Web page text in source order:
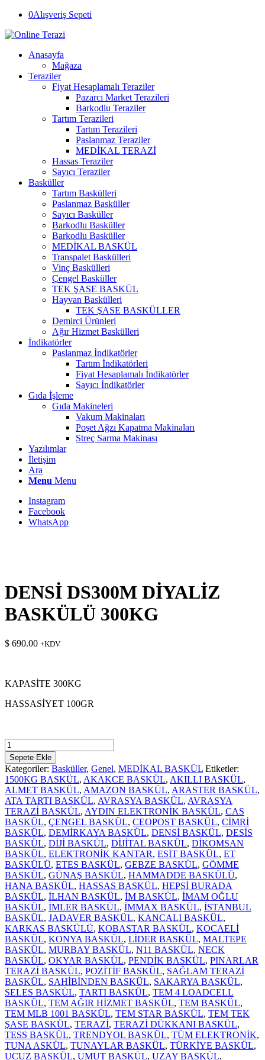
0Alışveriş Sepeti
Anasayfa
Mağaza
Teraziler
Fiyat Hesaplamalı Teraziler
Pazarcı Market Terazileri
Barkodlu Teraziler
Tartım Terazileri
Tartım Terazileri
Paslanmaz Teraziler
MEDİKAL TERAZİ
Hassas Teraziler
Sayıcı Teraziler
Basküller
Tartım Baskülleri
Paslanmaz Basküller
Sayıcı Basküller
Barkodlu Basküller
Barkodlu Basküller
MEDİKAL BASKÜL
Transpalet Baskülleri
Vinç Baskülleri
Çengel Basküller
TEK ŞASE BASKÜL
Hayvan Baskülleri
TEK ŞASE BASKÜLLER
Demirci Ürünleri
Ağır Hizmet Baskülleri
İndikatörler
Paslanmaz İndikatörler
Tartım İndikatörleri
Fiyat Hesaplamalı İndikatörler
Sayıcı İndikatörler
Gıda İşleme
Gıda Makineleri
Vakum Makinaları
Poşet Ağzı Kapatma Makinaları
Streç Sarma Makinası
Yazılımlar
İletişim
Ara
Menu Menu
Instagram
Facebook
WhatsApp
DENSİ DS300M DİYALİZ
BASKÜLÜ 300KG
$ 690.00 +KDV
KAPASİTE 300KG
HASSASİYET 100GR
DENSİ
DS300M
DİYALİZ
BASKÜLÜ
300KG
adet
Sepete Ekle
Kategoriler: Basküller, Genel, MEDİKAL BASKÜL Etiketler:
1500KG BASKÜL, AKAKCE BASKÜL, AKILLI BASKÜL,
ALMET BASKÜL, AMAZON BASKÜL, ARASTER BASKÜL,
ATA TARTI BASKÜL, AVRASYA BASKÜL, AVRASYA
TERAZİ BASKÜL, AYDIN ELEKTRONİK BASKÜL, CAS
BASKÜL, ÇENGEL BASKÜL, CEOPOST BASKÜL, CİMRİ
BASKÜL, DEMİRKAYA BASKÜL, DENSİ BASKÜL, DESİS
BASKÜL, DİJİ BASKÜL, DİJİTAL BASKÜL, DİKOMSAN
BASKÜL, ELEKTRONİK KANTAR, ESİT BASKÜL, ET
BASKÜLÜ, ETES BASKÜL, GEBZE BASKÜL, GÖMME
BASKÜL, GÜNAŞ BASKÜL, HAMMADDE BASKÜLÜ,
HANA BASKÜL, HASSAS BASKÜL, HEPSİ BURADA
BASKÜL, İLHAN BASKÜL, İM BASKÜL, İMAM OĞLU
BASKÜL, İMLER BASKÜL, İMMAX BASKÜL, İSTANBUL
BASKÜL, JADAVER BASKÜL, KANCALI BASKÜL,
KARKAS BASKÜLÜ, KOBASTAR BASKÜL, KOCAELİ
BASKÜL, KONYA BASKÜL, LİDER BASKÜL, MALTEPE
BASKÜL, MURBAY BASKÜL, N11 BASKÜL, NECK
BASKÜL, OKYAR BASKÜL, PENDİK BASKÜL, PINARLAR
TERAZİ BASKÜL, POZİTİF BASKÜL, SAĞLAM TERAZİ
BASKÜL, SAHİBİNDEN BASKÜL, SAKARYA BASKÜL,
SELES BASKÜL, TARTI BASKÜL, TEM 4 LOADCELL
BASKÜL, TEM AĞIR HİZMET BASKÜL, TEM BASKÜL,
TEM MLB 1001 BASKÜL, TEM STAR BASKÜL, TEM TEK
ŞASE BASKÜL, TERAZİ, TERAZİ DÜKKANI BASKÜL,
TESS BASKÜL, TRENDYOL BASKÜL, TÜM ELEKTRONİK,
TUNA ASKÜL, TUNAYLAR BASKÜL, TÜRKİYE BASKÜL,
UCUZ BASKÜL, UMUT BASKÜL, UZAY BASKÜL,